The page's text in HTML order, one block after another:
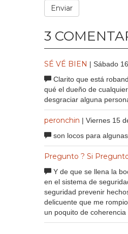
3
SÉ VÉ BIEN | Sábado
Clarito que está
qué el dueño de
desgraciar alguna
peronchin | Viernes 15
son locos para
Pregunto ? Si
Y de que se llena la
en el sistema de
seguridad prevenir
delicuente que me
un poquito de